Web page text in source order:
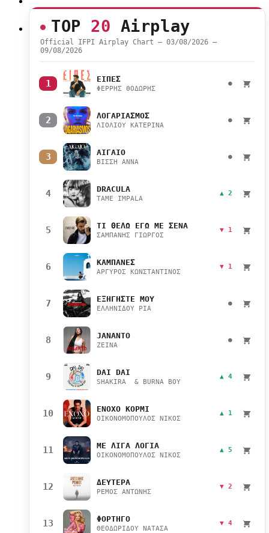
TOP 20 Airplay
Official IFPI Airplay Chart — 03/08/2026 –
09/08/2026
1 ΕΙΠΕΣ
ΦΕΡΡΗΣ ΘΟΔΩΡΗΣ
●
2 ΛΟΓΑΡΙΑΣΜΟΣ
ΛΙΟΛΙΟΥ ΚΑΤΕΡΙΝΑ
●
3 ΑΙΓΑΙΟ
ΒΙΣΣΗ ΑΝΝΑ
●
4 DRACULA
TAME IMPALA
▲ 2
5 ΤΙ ΘΕΛΩ ΕΓΩ ΜΕ ΣΕΝΑ
ΣΑΜΠΑΝΗΣ ΓΙΩΡΓΟΣ
▼ 1
6 ΚΑΜΠΑΝΕΣ
ΑΡΓΥΡΟΣ ΚΩΝΣΤΑΝΤΙΝΟΣ
▼ 1
7 ΕΞΗΓΗΣΤΕ ΜΟΥ
ΕΛΛΗΝΙΔΟΥ ΡΙΑ
●
8 JANANTO
ZEINA
●
9 DAI DAI
SHAKIRA & BURNA BOY
▲ 4
10 ΕΝΟΧΟ ΚΟΡΜΙ
ΟΙΚΟΝΟΜΟΠΟΥΛΟΣ ΝΙΚΟΣ
▲ 1
11 ΜΕ ΛΙΓΑ ΛΟΓΙΑ
ΟΙΚΟΝΟΜΟΠΟΥΛΟΣ ΝΙΚΟΣ
▲ 5
12 ΔΕΥΤΕΡΑ
ΡΕΜΟΣ ΑΝΤΩΝΗΣ
▼ 2
13 ΦΟΡΤΗΓΟ
ΘΕΟΔΩΡΙΔΟΥ ΝΑΤΑΣΑ
▼ 4